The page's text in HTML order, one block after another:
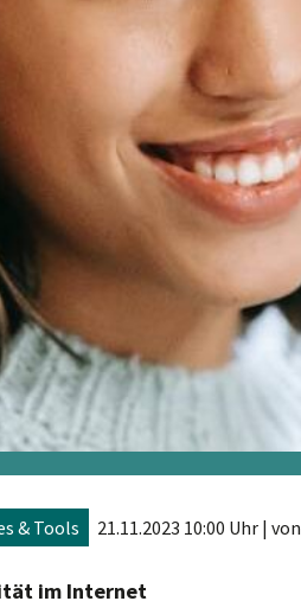
& Tools 21.11.2023 10:00 Uhr | von
im Internet